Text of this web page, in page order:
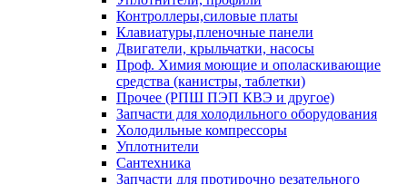
Контроллеры,силовые платы
Клавиатуры,пленочные панели
Двигатели, крыльчатки, насосы
Проф. Химия моющие и ополаскивающие
средства (канистры, таблетки)
Прочее (РПШ ПЭП КВЭ и другое)
Запчасти для холодильного оборудования
Холодильные компрессоры
Уплотнители
Сантехника
Запчасти для протирочно резательного